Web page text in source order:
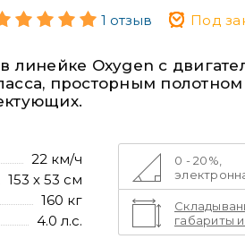
1 отзыв Под
линейке Oxygen с
просторным
22 км/ч
153 х 53 см
160 кг
4.0 л.с.
0 - 20%,
габариты